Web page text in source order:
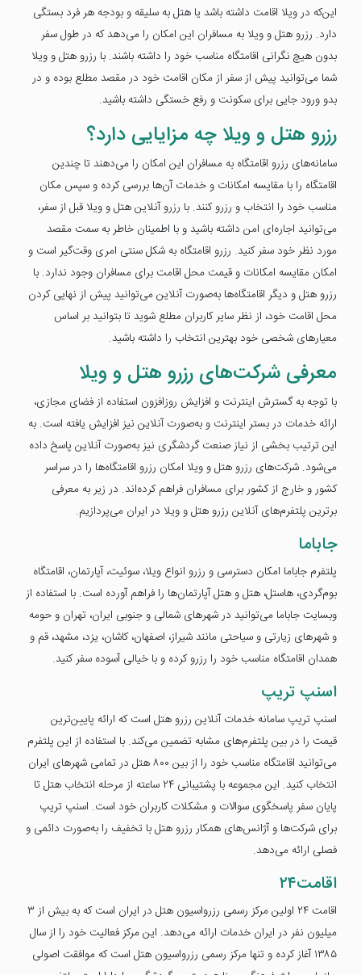
این‌که در ویلا اقامت داشته باشد یا هتل به سلیقه و بودجه هر فرد بستگی
دارد. رزرو هتل و ویلا به مسافران این امکان را می‌دهد که در طول سفر
بدون هیچ نگرانی اقامتگاه مناسب خود را داشته باشند. با رزرو هتل و ویلا
شما می‌توانید پیش از سفر از مکان اقامت خود در مقصد مطلع بوده و در
بدو ورود جایی برای سکونت و رفع خستگی داشته باشید.
رزرو هتل و ویلا چه مزایایی دارد؟
سامانه‌های رزرو اقامتگاه به مسافران این امکان را می‌دهند تا چندین
اقامتگاه را با مقایسه امکانات و خدمات آن‌ها بررسی کرده و سپس مکان
مناسب خود را انتخاب و رزرو کنند. با رزرو آنلاین هتل و ویلا قبل از سفر،
می‌توانید اجاره‌ای امن داشته باشید و با اطمینان خاطر به سمت مقصد
مورد نظر خود سفر کنید. رزرو اقامتگاه به شکل سنتی امری وقت‌گیر است و
امکان مقایسه امکانات و قیمت محل اقامت برای مسافران وجود ندارد. با
رزرو هتل و دیگر اقامتگاه‌ها به‌صورت آنلاین می‌توانید پیش از نهایی کردن
محل اقامت خود، از نظر سایر کاربران مطلع شوید تا بتوانید بر اساس
معیارهای شخصی خود بهترین انتخاب را داشته باشید.
معرفی شرکت‌های رزرو هتل و ویلا
با توجه به گسترش اینترنت و افزایش روزافزون استفاده از فضای مجازی،
ارائه خدمات در بستر اینترنت و به‌صورت آنلاین نیز افزایش یافته است. به
این ترتیب بخشی از نیاز صنعت گردشگری نیز به‌صورت آنلاین پاسخ داده
می‌شود. شرکت‌های رزرو هتل و ویلا امکان رزرو اقامتگاه‌ها را در سراسر
کشور و خارج از کشور برای مسافران فراهم کرده‌اند. در زیر به معرفی
برترین پلتفرم‌های آنلاین رزرو هتل و ویلا در ایران می‌پردازیم.
جاباما
پلتفرم جاباما امکان دسترسی و رزرو انواع ویلا، سوئیت، آپارتمان، اقامتگاه
بوم‌گردی، هاستل، هتل و هتل آپارتمان‌ها را فراهم آورده است. با استفاده از
وبسایت جاباما می‌توانید در شهرهای شمالی و جنوبی ایران، تهران و حومه
و شهرهای زیارتی و سیاحتی مانند شیراز، اصفهان، کاشان، یزد، مشهد، قم و
همدان اقامتگاه مناسب خود را رزرو کرده و با خیالی آسوده سفر کنید.
اسنپ تریپ
اسنپ تریپ سامانه خدمات آنلاین رزرو هتل است که ارائه پایین‌ترین
قیمت را در بین پلتفرم‌های مشابه تضمین می‌کند. با استفاده از این پلتفرم
می‌توانید اقامتگاه مناسب خود را از بین ۸۰۰ هتل در تمامی شهرهای ایران
انتخاب کنید. این مجموعه با پشتیبانی ۲۴ ساعته از مرحله انتخاب هتل تا
پایان سفر پاسخگوی سوالات و مشکلات کاربران خود است. اسنپ تریپ
برای شرکت‌ها و آژانس‌های همکار رزرو هتل با تخفیف را به‌صورت دائمی و
فصلی ارائه می‌دهد.
اقامت۲۴
اقامت ۲۴ اولین مرکز رسمی رزرواسیون هتل در ایران است که به بیش از ۳
میلیون نفر در ایران خدمات ارائه می‌دهد. این مرکز فعالیت خود را از سال
۱۳۸۵ آغاز کرده و تنها مرکز رسمی رزرواسیون هتل است که موافقت اصولی